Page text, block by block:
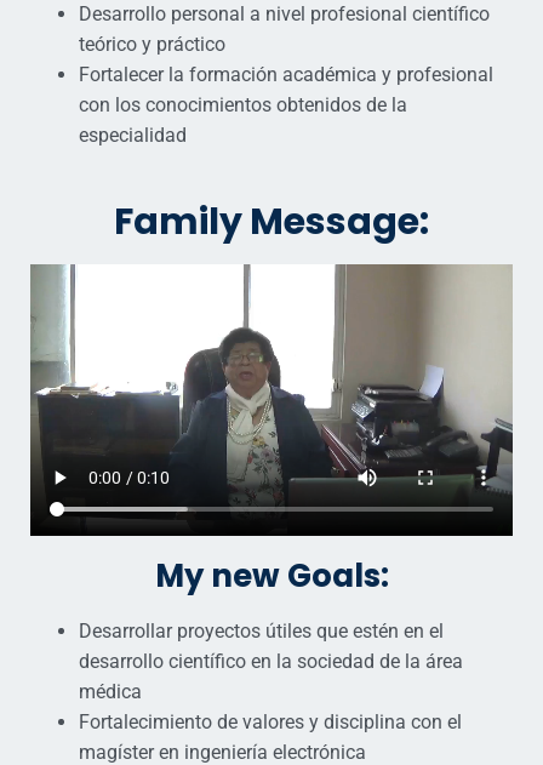
Desarrollo personal a nivel profesional científico
teórico y práctico
Fortalecer la formación académica y profesional
con los conocimientos obtenidos de la
especialidad
Family Message:
My new Goals:
Desarrollar proyectos útiles que estén en el
desarrollo científico en la sociedad de la área
médica
Fortalecimiento de valores y disciplina con el
magíster en ingeniería electrónica